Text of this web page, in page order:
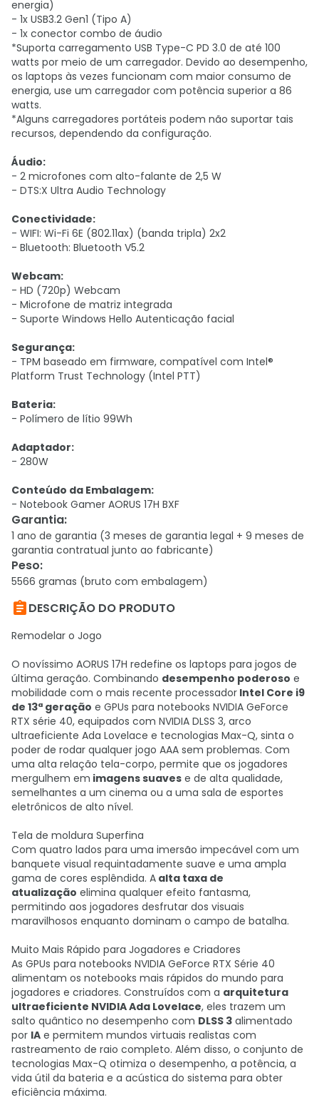
energia)
- 1x USB3.2 Gen1 (Tipo A)
- 1x conector combo de áudio
*Suporta carregamento USB Type-C PD 3.0 de até 100
watts por meio de um carregador. Devido ao desempenho,
os laptops às vezes funcionam com maior consumo de
energia, use um carregador com potência superior a 86
watts.
*Alguns carregadores portáteis podem não suportar tais
recursos, dependendo da configuração.
Áudio:
- 2 microfones com alto-falante de 2,5 W
- DTS:X Ultra Audio Technology
Conectividade:
- WIFI: Wi-Fi 6E (802.11ax) (banda tripla) 2x2
- Bluetooth: Bluetooth V5.2
Webcam:
- HD (720p) Webcam
- Microfone de matriz integrada
- Suporte Windows Hello Autenticação facial
Segurança:
- TPM baseado em firmware, compatível com Intel®
Platform Trust Technology (Intel PTT)
Bateria:
- Polímero de lítio 99Wh
Adaptador:
- 280W
Conteúdo da Embalagem:
- Notebook Gamer AORUS 17H BXF
Garantia:
1 ano de garantia (3 meses de garantia legal + 9 meses de
garantia contratual junto ao fabricante)
Peso:
5566 gramas (bruto com embalagem)
DESCRIÇÃO DO PRODUTO
Remodelar o Jogo
O novíssimo AORUS 17H redefine os laptops para jogos de
última geração. Combinando desempenho poderoso e
mobilidade com o mais recente processador Intel Core i9
de 13ª geração e GPUs para notebooks NVIDIA GeForce
RTX série 40, equipados com NVIDIA DLSS 3, arco
ultraeficiente Ada Lovelace e tecnologias Max-Q, sinta o
poder de rodar qualquer jogo AAA sem problemas. Com
uma alta relação tela-corpo, permite que os jogadores
mergulhem em imagens suaves e de alta qualidade,
semelhantes a um cinema ou a uma sala de esportes
eletrônicos de alto nível.
Tela de moldura Superfina
Com quatro lados para uma imersão impecável com um
banquete visual requintadamente suave e uma ampla
gama de cores esplêndida. A alta taxa de
atualização elimina qualquer efeito fantasma,
permitindo aos jogadores desfrutar dos visuais
maravilhosos enquanto dominam o campo de batalha.
Muito Mais Rápido para Jogadores e Criadores
As GPUs para notebooks NVIDIA GeForce RTX Série 40
alimentam os notebooks mais rápidos do mundo para
jogadores e criadores. Construídos com a arquitetura
ultraeficiente NVIDIA Ada Lovelace, eles trazem um
salto quântico no desempenho com DLSS 3 alimentado
por IA e permitem mundos virtuais realistas com
rastreamento de raio completo. Além disso, o conjunto de
tecnologias Max-Q otimiza o desempenho, a potência, a
vida útil da bateria e a acústica do sistema para obter
eficiência máxima.